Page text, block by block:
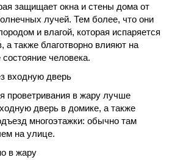
защищает окна и стены дома от
лучей. Тем более, что они
и влагой, которая испаряется
а также благотворно влияют на
человека.
входную дверь
проветривания в жару лучше
дверь в домике, а также
много­этажки: обычно там
на улице.
в жару